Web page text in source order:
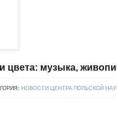
цвета: музыка,
НОВОСТИ ЦЕНТРА ПОЛЬСКОЙ